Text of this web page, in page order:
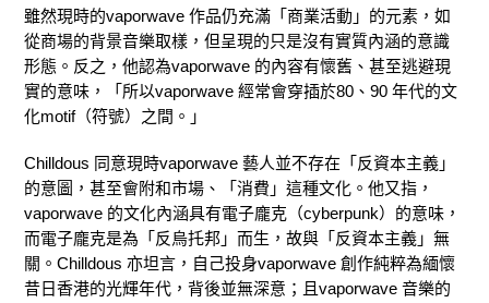
雖然現時的vaporwave 作品仍充滿「商業活動」的元素，如
從商場的背景音樂取樣，但呈現的只是沒有實質內涵的意識
形態。反之，他認為vaporwave 的內容有懷舊、甚至逃避現
實的意味，「所以vaporwave 經常會穿插於80、90 年代的文
化motif（符號）之間。」
Chilldous 同意現時vaporwave 藝人並不存在「反資本主義」
的意圖，甚至會附和市場、「消費」這種文化。他又指，
vaporwave 的文化內涵具有電子龐克（cyberpunk）的意味，
而電子龐克是為「反烏托邦」而生，故與「反資本主義」無
關。Chilldous 亦坦言，自己投身vaporwave 創作純粹為緬懷
昔日香港的光輝年代，背後並無深意；且vaporwave 音樂的